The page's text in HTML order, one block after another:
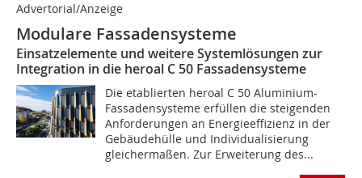
Advertorial/Anzeige
Modulare Fassadensysteme
Einsatzelemente und weitere Systemlösungen zur
Integration in die heroal C 50 Fassadensysteme
Die etablierten heroal C 50 Aluminium-
Fassadensysteme erfüllen die steigenden
Anforderungen an Energieeffizienz in der
Gebäudehülle und Individualisierung
gleichermaßen. Zur Erweiterung des...